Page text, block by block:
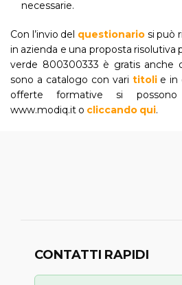
necessarie.
Con l’invio del questionariosi può
in azienda e una proposta risolutiva
verde 800300333 è gratis anche
sono a catalogo con vari titolie in
offerte formative si
www.modiq.it o cliccando qui.
CONTATTI RAPIDI